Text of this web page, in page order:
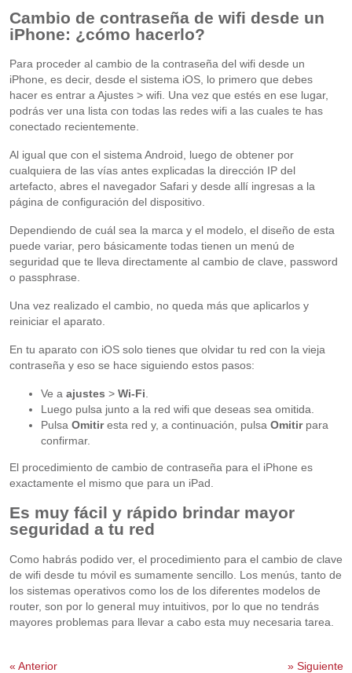
Cambio de contraseña de wifi desde un
iPhone: ¿cómo hacerlo?
Para proceder al cambio de la contraseña del wifi desde un
iPhone, es decir, desde el sistema iOS, lo primero que debes
hacer es entrar a Ajustes > wifi. Una vez que estés en ese lugar,
podrás ver una lista con todas las redes wifi a las cuales te has
conectado recientemente.
Al igual que con el sistema Android, luego de obtener por
cualquiera de las vías antes explicadas la dirección IP del
artefacto, abres el navegador Safari y desde allí ingresas a la
página de configuración del dispositivo.
Dependiendo de cuál sea la marca y el modelo, el diseño de esta
puede variar, pero básicamente todas tienen un menú de
seguridad que te lleva directamente al cambio de clave, password
o passphrase.
Una vez realizado el cambio, no queda más que aplicarlos y
reiniciar el aparato.
En tu aparato con iOS solo tienes que olvidar tu red con la vieja
contraseña y eso se hace siguiendo estos pasos:
Ve a ajustes > Wi-Fi
Luego pulsa junto a la red wifi que deseas sea omitida.
Pulsa Omitiresta red y, a continuación, pulsa Omitirpara
confirmar.
El procedimiento de cambio de contraseña para el iPhone es
exactamente el mismo que para un iPad.
Es muy fácil y rápido brindar mayor
seguridad a tu red
Como habrás podido ver, el procedimiento para el cambio de clave
de wifi desde tu móvil es sumamente sencillo. Los menús, tanto de
los sistemas operativos como los de los diferentes modelos de
router, son por lo general muy intuitivos, por lo que no tendrás
mayores problemas para llevar a cabo esta muy necesaria tarea.
« Anterior »Siguiente